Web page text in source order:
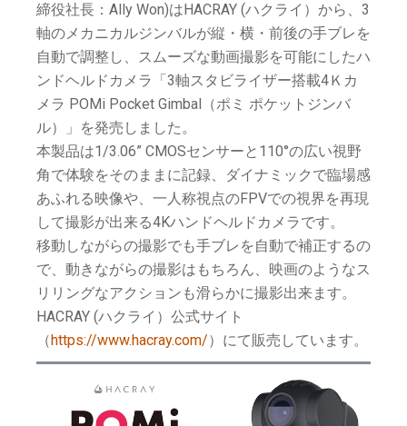
締役社長：Ally Won)はHACRAY (ハクライ）から、3
軸のメカニカルジンバルが縦・横・前後の手ブレを
自動で調整し、スムーズな動画撮影を可能にしたハ
ンドヘルドカメラ「3軸スタビライザー搭載4Ｋカ
メラ POMi Pocket Gimbal（ポミ ポケットジンバ
ル）」を発売しました。
本製品は1/3.06” CMOSセンサーと110°の広い視野
角で体験をそのままに記録、ダイナミックで臨場感
あふれる映像や、一人称視点のFPVでの視界を再現
して撮影が出来る4Kハンドヘルドカメラです。
移動しながらの撮影でも手ブレを自動で補正するの
で、動きながらの撮影はもちろん、映画のようなス
リリングなアクションも滑らかに撮影出来ます。
HACRAY (ハクライ）公式サイト
（https://www.hacray.com/）にて販売しています。